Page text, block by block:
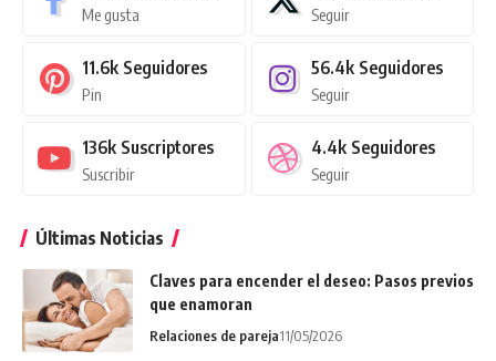
Me gusta Seguir
11.6k Seguidores
Pin
56.4k Seguidores
Seguir
136k Suscriptores
Suscribir
4.4k Seguidores
Seguir
Últimas Noticias
Claves para encender el deseo: Pasos previos
que enamoran
Relaciones de pareja11/05/2026